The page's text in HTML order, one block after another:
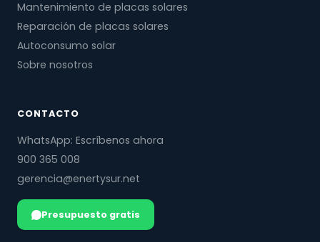
Mantenimiento de placas solares
Reparación de placas solares
Autoconsumo solar
Sobre nosotros
CONTACTO
WhatsApp: Escríbenos ahora
900 365 008
gerencia@enertysur.net
Presupuesto gratis